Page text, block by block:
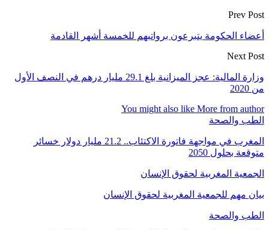
Prev Post
أعضاء الحكومة يتبرعون برواتبهم للخمسة أشهر القادمة
Next Post
وزارة المالية: عجز الميزانية بلغ 29.1 مليار درهم في النصف الأول
من 2020
You might also like More from author
الطب والصحة
المغرب في مواجهة فاتورة الاكتئاب.. 21.2 مليار دولار خسائر
متوقعة بحلول 2050
الجمعية المغربية لحقوق الإنسان
بيان مهم للجمعية المغربية لحقوق الإنسان
الطب والصحة